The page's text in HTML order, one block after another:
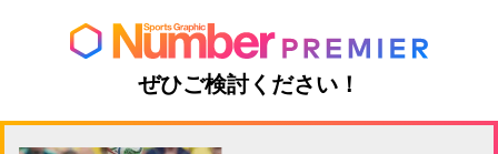
ぜひご検討ください！